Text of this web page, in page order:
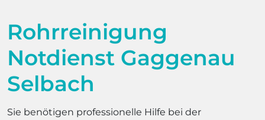
Rohrreinigung
Notdienst Gaggenau
Selbach
Sie benötigen professionelle Hilfe bei der